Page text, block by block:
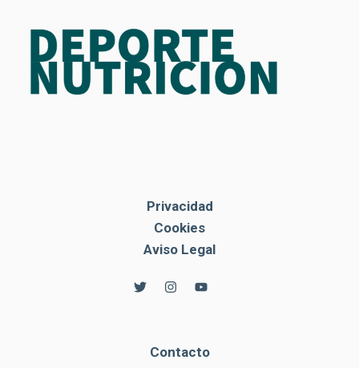
Privacidad
Cookies
Aviso Legal
Contacto